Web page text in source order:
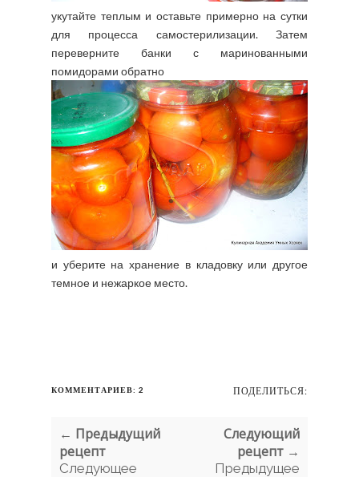
укутайте теплым и оставьте примерно на сутки
для процесса самостерилизации. Затем
переверните банки с маринованными
помидорами обратно
и уберите на хранение в кладовку или другое
темное и нежаркое место.
КОММЕНТАРИЕВ: 2 ПОДЕЛИТЬСЯ:
← Предыдущий
рецепт
Следующее
Следующий
рецепт →
Предыдущее